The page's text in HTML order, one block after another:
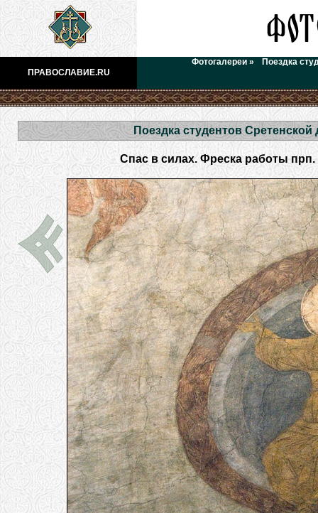
ПРАВОСЛАВИЕ.RU
Фотогалереи » Поездка
Поездка студентов
Спас в силах. Фреска работы